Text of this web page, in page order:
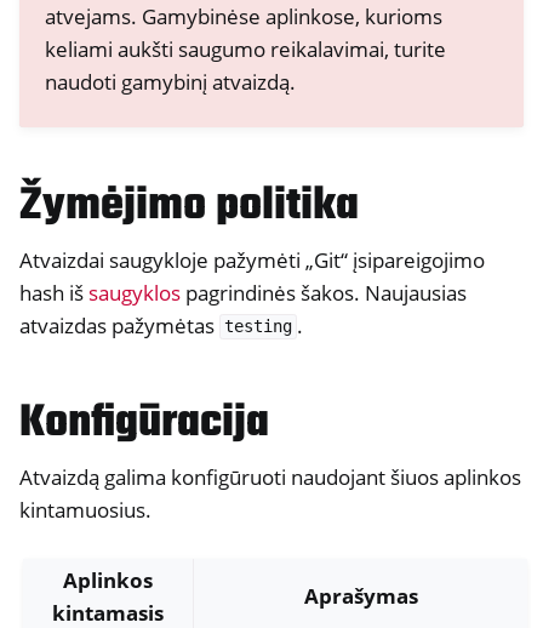
navigation of Container
navigation of Compatible Software
navigation of NitroWall NW750
navigation of Programinė įranga
atvejams. Gamybinėse aplinkose, kurioms
keliami aukšti saugumo reikalavimai, turite
naudoti gamybinį atvaizdą.
Žymėjimo politika
Atvaizdai saugykloje pažymėti „Git“ įsipareigojimo
hash iš saugyklos pagrindinės šakos. Naujausias
atvaizdas pažymėtas testing .
Konfigūracija
Atvaizdą galima konfigūruoti naudojant šiuos aplinkos
kintamuosius.
Aplinkos
kintamasis
Aprašymas